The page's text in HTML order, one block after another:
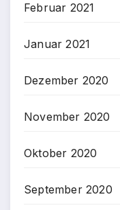
Februar 2021
Januar 2021
Dezember 2020
November 2020
Oktober 2020
September 2020